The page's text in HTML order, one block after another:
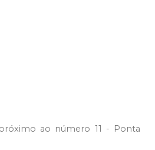
ao número 11 - Ponta